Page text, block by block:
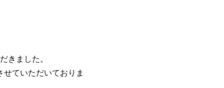
きました。
ていただいておりま